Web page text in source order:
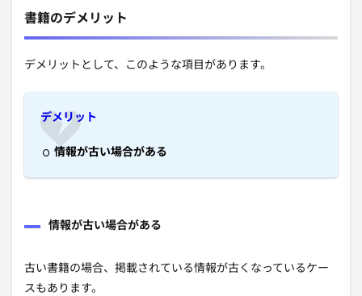
書籍のデメリット
デメリットとして、このような項目があります。
デメリット
情報が古い場合がある
情報が古い場合がある
古い書籍の場合、掲載されている情報が古くなっているケー
スもあります。